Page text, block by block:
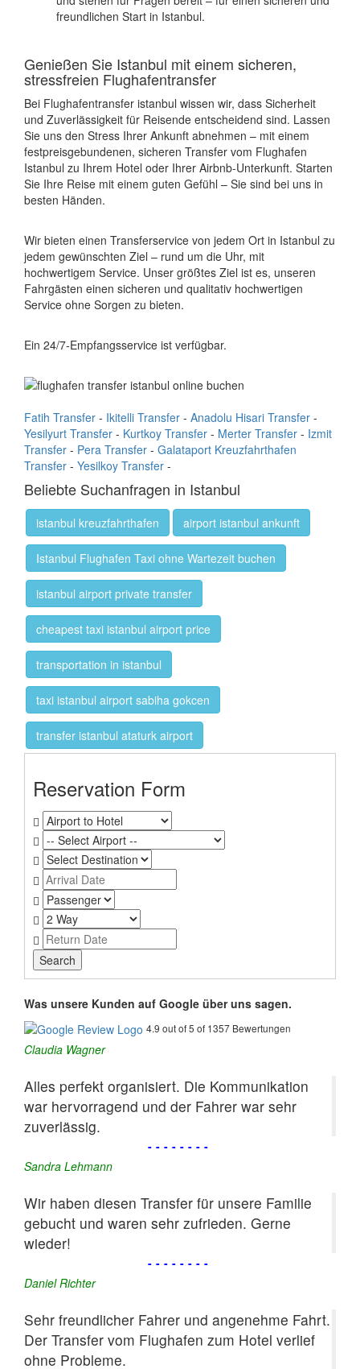
freundlichen Start in Istanbul.
Genießen Sie Istanbul mit einem sicheren,
stressfreien Flughafentransfer
Bei Flughafentransfer istanbul wissen wir, dass Sicherheit
und Zuverlässigkeit für Reisende entscheidend sind. Lassen
Sie uns den Stress Ihrer Ankunft abnehmen – mit einem
festpreisgebundenen, sicheren Transfer vom Flughafen
Istanbul zu Ihrem Hotel oder Ihrer Airbnb-Unterkunft. Starten
Sie Ihre Reise mit einem guten Gefühl – Sie sind bei uns in
besten Händen.
Wir bieten einen Transferservice von jedem Ort in Istanbul zu
jedem gewünschten Ziel – rund um die Uhr, mit
hochwertigem Service. Unser größtes Ziel ist es, unseren
Fahrgästen einen sicheren und qualitativ hochwertigen
Service ohne Sorgen zu bieten.
Ein 24/7-Empfangsservice ist verfügbar.
Fatih Transfer - Ikitelli Transfer - Anadolu Hisari Transfer -
Yesilyurt Transfer - Kurtkoy Transfer - Merter Transfer - Izmit
Transfer - Pera Transfer - Galataport Kreuzfahrthafen
Transfer - Yesilkoy Transfer -
Beliebte Suchanfragen in Istanbul
istanbul kreuzfahrthafen airport istanbul ankunft
Istanbul Flughafen Taxi ohne Wartezeit buchen
istanbul airport private transfer
cheapest taxi istanbul airport price
transportation in istanbul
taxi istanbul airport sabiha gokcen
transfer istanbul ataturk airport
Reservation Form
Was unsere Kunden auf Google über uns sagen.
4.9 out of 5 of 1357 Bewertungen
Claudia Wagner
Alles perfekt organisiert. Die Kommunikation
war hervorragend und der Fahrer war sehr
zuverlässig.
--------
Sandra Lehmann
Wir haben diesen Transfer für unsere Familie
gebucht und waren sehr zufrieden. Gerne
wieder!
--------
Daniel Richter
Sehr freundlicher Fahrer und angenehme Fahrt.
Der Transfer vom Flughafen zum Hotel verlief
ohne Probleme.